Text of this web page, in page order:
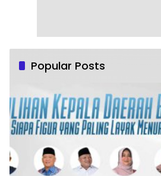
Popular Posts